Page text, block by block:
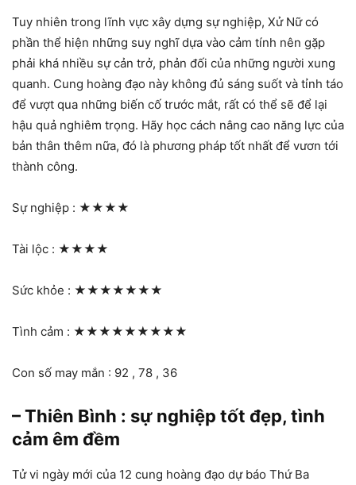
Tuy nhiên trong lĩnh vực xây dựng sự nghiệp, Xử Nữ có
phần thể hiện những suy nghĩ dựa vào cảm tính nên gặp
phải khá nhiều sự cản trở, phản đối của những người xung
quanh. Cung hoàng đạo này không đủ sáng suốt và tỉnh táo
để vượt qua những biến cố trước mắt, rất có thể sẽ để lại
hậu quả nghiêm trọng. Hãy học cách nâng cao năng lực của
bản thân thêm nữa, đó là phương pháp tốt nhất để vươn tới
thành công.
Sự nghiệp : ★★★★
Tài lộc : ★★★★
Sức khỏe : ★★★★★★★
Tình cảm : ★★★★★★★★★
Con số may mắn : 92 , 78 , 36
– Thiên Bình : sự nghiệp tốt đẹp, tình
cảm êm đềm
Tử vi ngày mới của 12 cung hoàng đạo dự báo Thứ Ba